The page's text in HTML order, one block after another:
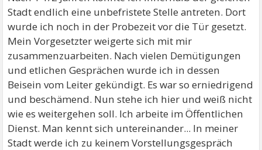
Stadt endlich eine unbefristete Stelle antreten. Dort
wurde ich noch in der Probezeit vor die Tür gesetzt.
Mein Vorgesetzter weigerte sich mit mir
zusammenzuarbeiten. Nach vielen Demütigungen
und etlichen Gesprächen wurde ich in dessen
Beisein vom Leiter gekündigt. Es war so erniedrigend
und beschämend. Nun stehe ich hier und weiß nicht
wie es weitergehen soll. Ich arbeite im Öffentlichen
Dienst. Man kennt sich untereinander... In meiner
Stadt werde ich zu keinem Vorstellungsgespräch